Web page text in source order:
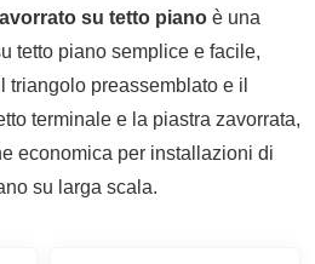
su tetto piano è una
tetto piano semplice e facile,
triangolo preassemblato e il
terminale e la piastra zavorrata,
economica per installazioni di
su larga scala.